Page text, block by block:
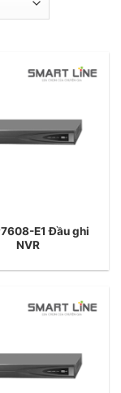
E1 Đầu ghi
NVR